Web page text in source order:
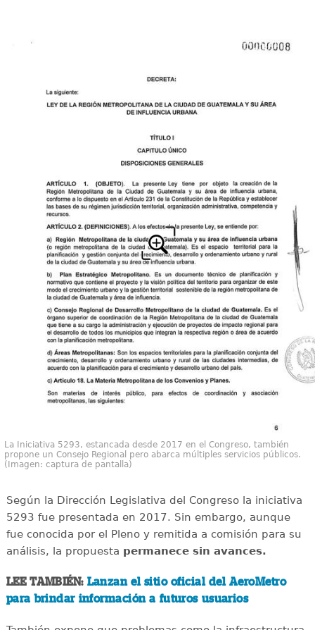
La Iniciativa 5293, estancada desde 2017 en el Congreso, también
propone un Consejo Regional pero abarca múltiples servicios públicos.
(Imagen: captura de pantalla)
Según la Dirección Legislativa del Congreso la iniciativa
5293 fue presentada en 2017. Sin embargo, aunque
fue conocida por el Pleno y remitida a comisión para su
análisis, la propuesta permanece sin avances.
LEE TAMBIÉN: Lanzan el sitio oficial del AeroMetro
para brindar información a futuros usuarios